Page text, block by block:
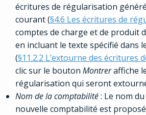
écritures de régularisation
courant (§4.6 Les écritures de
comptes de charge et de produit
en incluant le texte spécifié dans
(§11.2.2 L’extourne des écritures
clic sur le bouton Montreraffiche
régularisation qui seront
Nom de la comptabilité: Le nom
nouvelle comptabilité est